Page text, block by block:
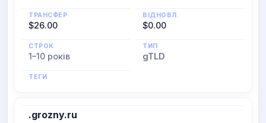
ТРАНСФЕР
$26.00
ВІДНОВЛ.
$0.00
СТРОК
1–10 років
ТИП
gTLD
ТЕГИ
.grozny.ru